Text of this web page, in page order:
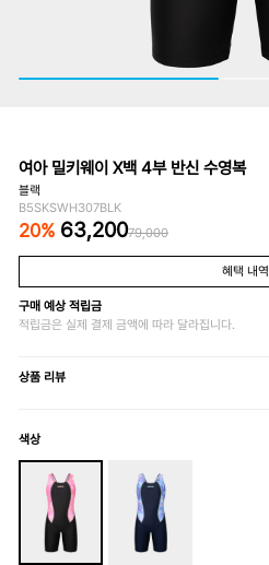
여아 밀키웨이 X백 4부 반신 수영복
블랙
B5SKSWH307BLK
20% 63,20079,000
혜택 내역
구매 예상 적립금
적립금은 실제 결제 금액에 따라 달라집니다.
상품 리뷰
색상